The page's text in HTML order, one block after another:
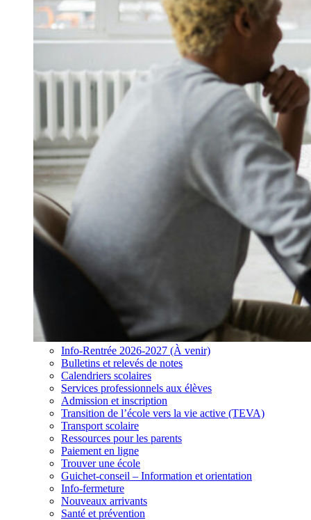
Info-Rentrée 2026-2027 (À venir)
Bulletins et relevés de notes
Calendriers scolaires
Services professionnels aux élèves
Admission et inscription
Transition de l’école vers la vie active (TEVA)
Transport scolaire
Ressources pour les parents
Paiement en ligne
Trouver une école
Guichet-conseil – Information et orientation
Info-fermeture
Nouveaux arrivants
Santé et prévention